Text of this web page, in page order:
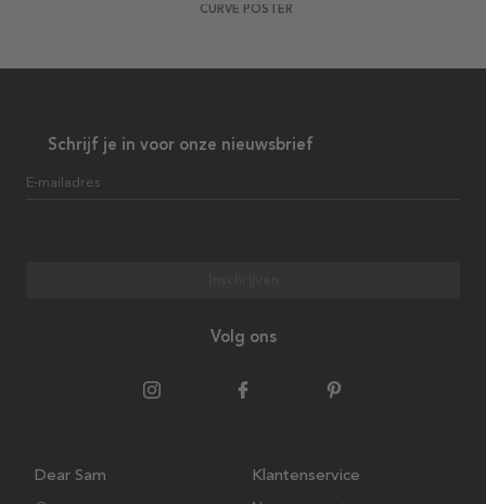
CURVE POSTER
Schrijf je in voor onze nieuwsbrief
E-mailadres
Volg ons
Dear Sam Klantenservice